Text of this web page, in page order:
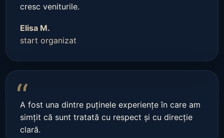
cresc veniturile.
Elisa M.
start organizat
“
A fost una dintre puținele experiențe în care am
simțit că sunt tratată cu respect și cu direcție
clară.